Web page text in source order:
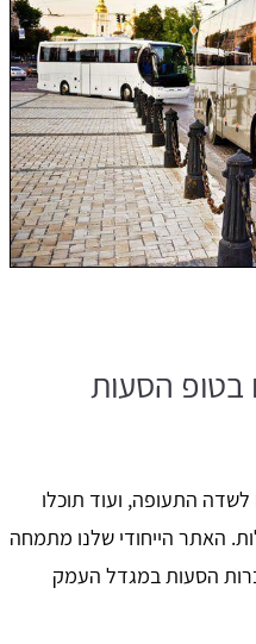
בטופ הסעות
לשדה התעופה, ועוד תוכלו
האתר הייחודי שלנו מתמחה
הסעות במגדל העמק